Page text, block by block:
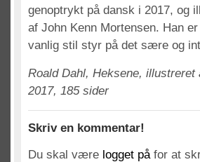
genoptrykt på dansk i 2017, og
af John Kenn Mortensen. Han
vanlig stil styr på det sære og
Roald Dahl, Heksene,
2017, 185 sider
Skriv en kommentar!
Du skal være logget påfor at